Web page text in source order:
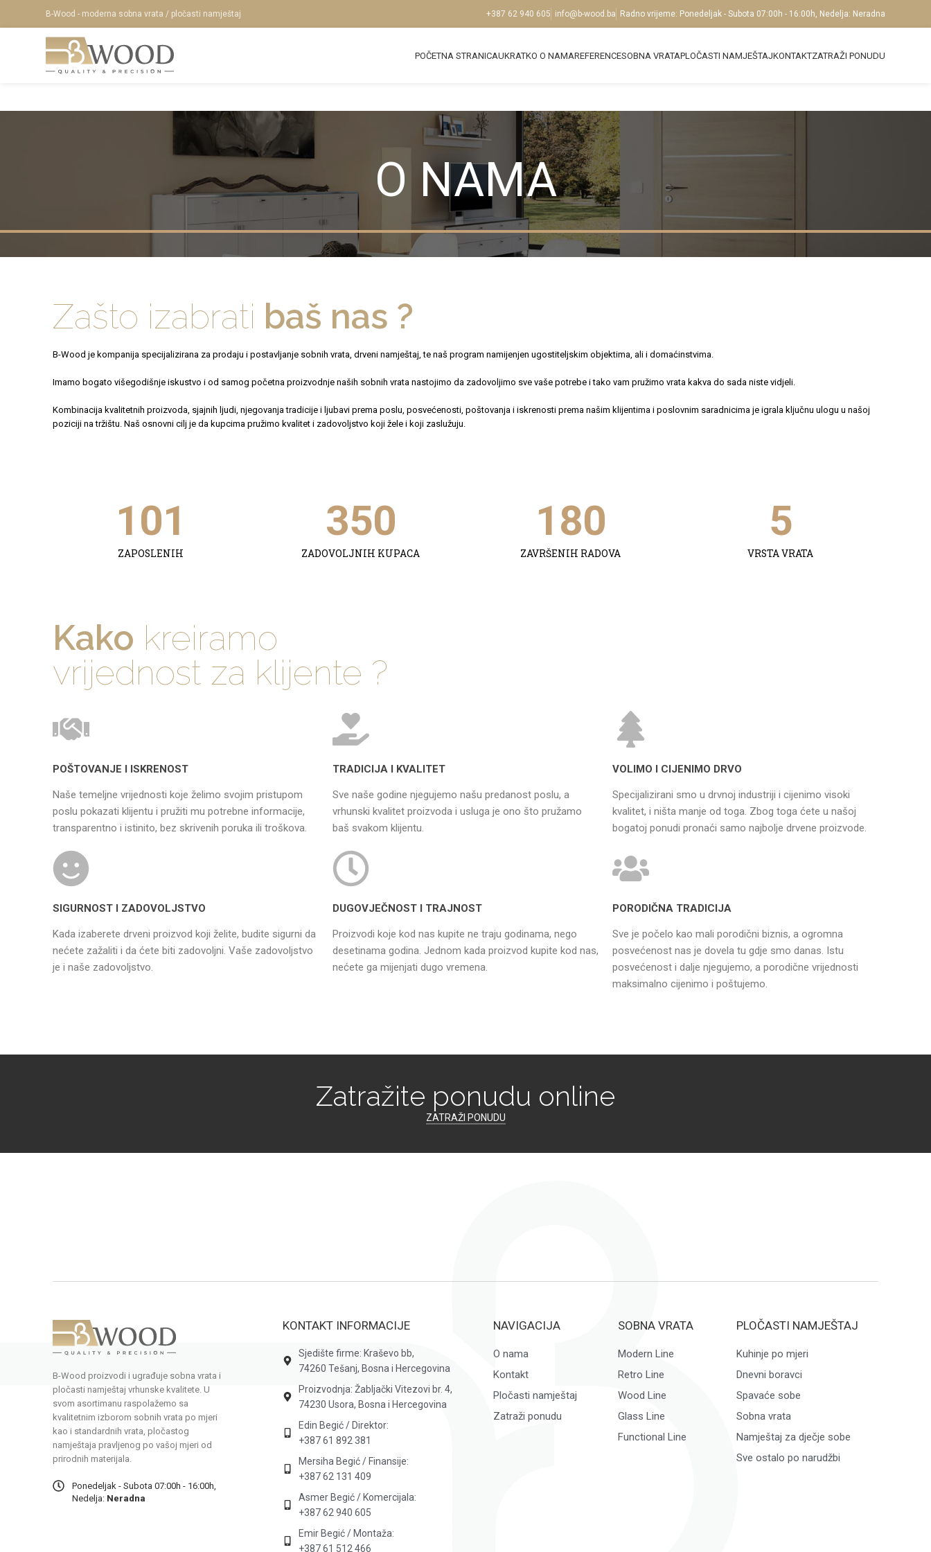
B-Wood - moderna sobna vrata / pločasti namještaj +387 62 940 605 info@b-wood.ba Radno vrijeme: Ponedeljak - Subota 07:00h - 16:00h, Nedelja: Neradna
POČETNA STRANICAUKRATKO O NAMAREFERENCESOBNA VRATAPLOČASTI NAMJEŠTAJKONTAKTZATRAŽI PONUDU
O NAMA
Zašto izabrati baš nas ?
B-Wood je kompanija specijalizirana za prodaju i postavljanje sobnih vrata, drveni namještaj, te naš program namijenjen ugostiteljskim objektima, ali i domaćinstvima.
Imamo bogato višegodišnje iskustvo i od samog početna proizvodnje naših sobnih vrata nastojimo da zadovoljimo sve vaše potrebe i tako vam pružimo vrata kakva do sada niste vidjeli.
Kombinacija kvalitetnih proizvoda, sjajnih ljudi, njegovanja tradicije i ljubavi prema poslu, posvećenosti, poštovanja i iskrenosti prema našim klijentima i poslovnim saradnicima je igrala ključnu ulogu u našoj
poziciji na tržištu. Naš osnovni cilj je da kupcima pružimo kvalitet i zadovoljstvo koji žele i koji zaslužuju.
101
ZAPOSLENIH
350
ZADOVOLJNIH KUPACA
180
ZAVRŠENIH RADOVA
5
VRSTA VRATA
Kako kreiramo
vrijednost za klijente ?
POŠTOVANJE I ISKRENOST
Naše temeljne vrijednosti koje želimo svojim pristupom
poslu pokazati klijentu i pružiti mu potrebne informacije,
transparentno i istinito, bez skrivenih poruka ili troškova.
TRADICIJA I KVALITET
Sve naše godine njegujemo našu predanost poslu, a
vrhunski kvalitet proizvoda i usluga je ono što pružamo
baš svakom klijentu.
VOLIMO I CIJENIMO DRVO
Specijalizirani smo u drvnoj industriji i cijenimo visoki
kvalitet, i ništa manje od toga. Zbog toga ćete u našoj
bogatoj ponudi pronaći samo najbolje drvene proizvode.
SIGURNOST I ZADOVOLJSTVO
Kada izaberete drveni proizvod koji želite, budite sigurni da
nećete zažaliti i da ćete biti zadovoljni. Vaše zadovoljstvo
je i naše zadovoljstvo.
DUGOVJEČNOST I TRAJNOST
Proizvodi koje kod nas kupite ne traju godinama, nego
desetinama godina. Jednom kada proizvod kupite kod nas,
nećete ga mijenjati dugo vremena.
PORODIČNA TRADICIJA
Sve je počelo kao mali porodični biznis, a ogromna
posvećenost nas je dovela tu gdje smo danas. Istu
posvećenost i dalje njegujemo, a porodične vrijednosti
maksimalno cijenimo i poštujemo.
Zatražite ponudu online
ZATRAŽI PONUDU
B-Wood proizvodi i ugrađuje sobna vrata i
pločasti namještaj vrhunske kvalitete. U
svom asortimanu raspolažemo sa
kvalitetnim izborom sobnih vrata po mjeri
kao i standardnih vrata, pločastog
namještaja pravljenog po vašoj mjeri od
prirodnih materijala.
Ponedeljak - Subota 07:00h - 16:00h,
Nedelja: Neradna
KONTAKT INFORMACIJE
Sjedište firme: Kraševo bb,
74260 Tešanj, Bosna i Hercegovina
Proizvodnja: Žabljački Vitezovi br. 4,
74230 Usora, Bosna i Hercegovina
Edin Begić / Direktor:
+387 61 892 381
Mersiha Begić / Finansije:
+387 62 131 409
Asmer Begić / Komercijala:
+387 62 940 605
Emir Begić / Montaža:
+387 61 512 466
NAVIGACIJA
O nama
Kontakt
Pločasti namještaj
Zatraži ponudu
SOBNA VRATA
Modern Line
Retro Line
Wood Line
Glass Line
Functional Line
PLOČASTI NAMJEŠTAJ
Kuhinje po mjeri
Dnevni boravci
Spavaće sobe
Sobna vrata
Namještaj za dječje sobe
Sve ostalo po narudžbi